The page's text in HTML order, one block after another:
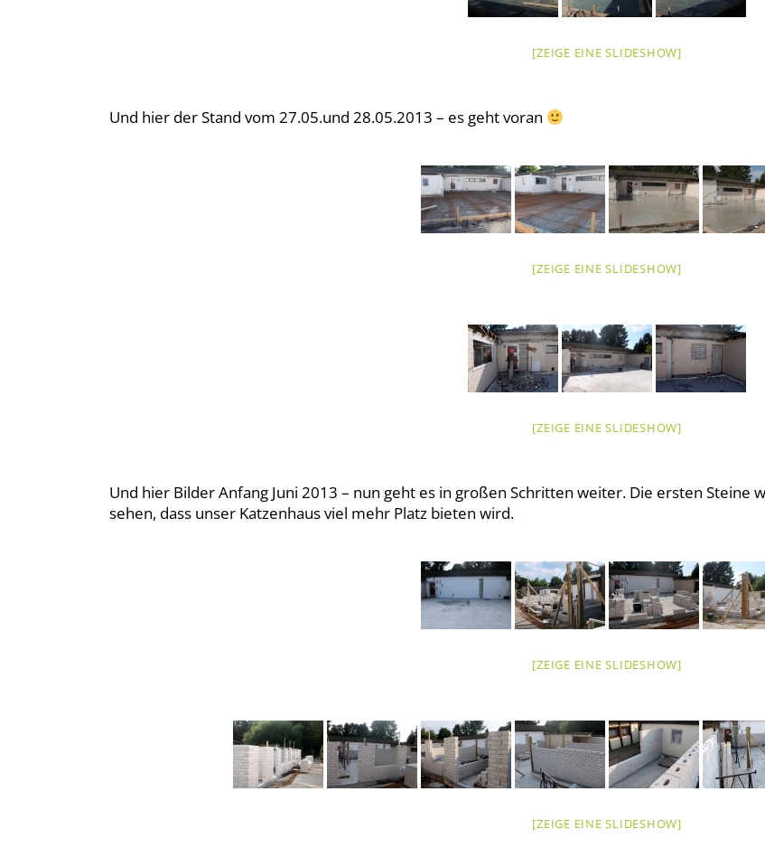
[ZEIGE EINE SLIDESHOW]
Und hier der Stand vom 27.05.und 28.05.2013 – es geht voran
[ZEIGE EINE SLIDESHOW]
[ZEIGE EINE SLIDESHOW]
Und hier Bilder Anfang Juni 2013 – nun geht es in großen Schritten weiter. Die ersten Steine
sehen, dass unser Katzenhaus viel mehr Platz bieten wird.
[ZEIGE EINE SLIDESHOW]
[ZEIGE EINE SLIDESHOW]